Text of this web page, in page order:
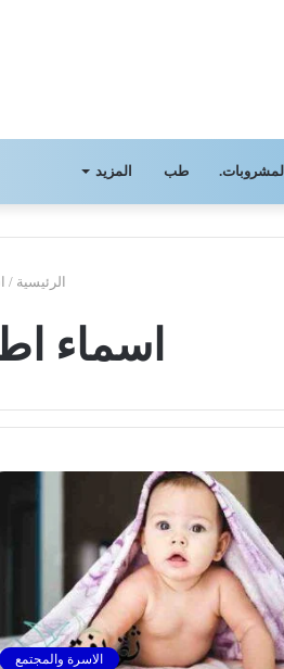
طب المزيد
الرئيسية /
اسماء
الاسرة والمجتمع